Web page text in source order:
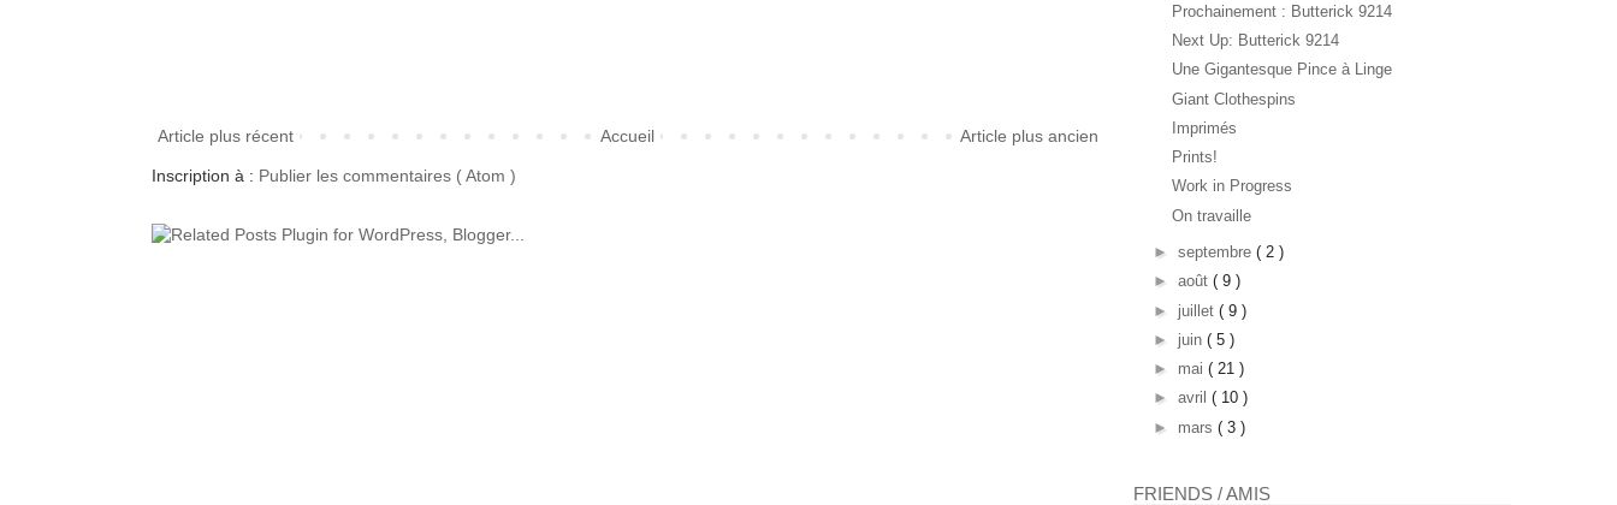
Article plus récent Article plus ancien
Accueil
Inscription à : Publier les commentaires ( Atom )
Prochainement : Butterick 9214
Next Up: Butterick 9214
Une Gigantesque Pince à Linge
Giant Clothespins
Imprimés
Prints!
Work in Progress
On travaille
► septembre ( 2 )
► août ( 9 )
► juillet ( 9 )
► juin ( 5 )
► mai ( 21 )
► avril ( 10 )
► mars ( 3 )
FRIENDS / AMIS